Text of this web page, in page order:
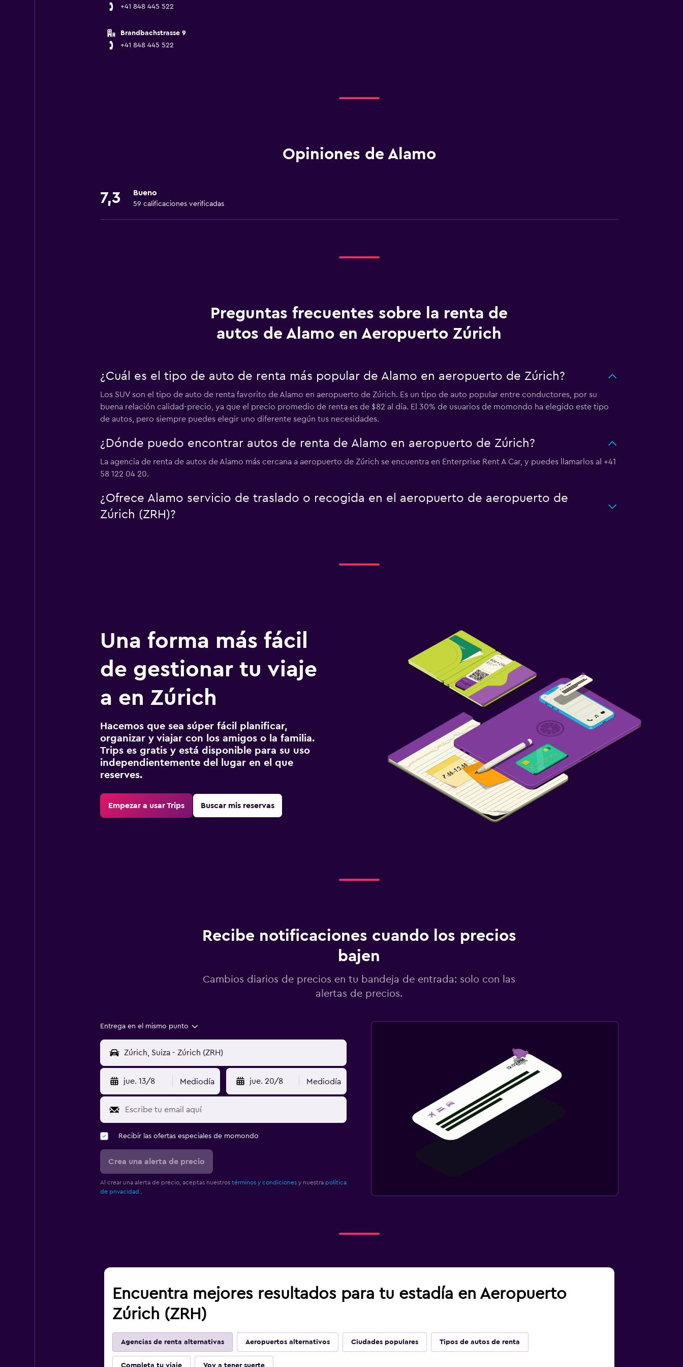
+41 848 445 522
Brandbachstrasse 9
+41 848 445 522
Opiniones de Alamo
7,3 Bueno
59 calificaciones verificadas
Preguntas frecuentes sobre la renta de
autos de Alamo en Aeropuerto Zúrich
¿Cuál es el tipo de auto de renta más popular de Alamo en aeropuerto de Zúrich?
Los SUV son el tipo de auto de renta favorito de Alamo en aeropuerto de Zúrich. Es un tipo de auto popular entre conductores, por su
buena relación calidad-precio, ya que el precio promedio de renta es de $82 al día. El 30% de usuarios de momondo ha elegido este tipo
de autos, pero siempre puedes elegir uno diferente según tus necesidades.
¿Dónde puedo encontrar autos de renta de Alamo en aeropuerto de Zúrich?
La agencia de renta de autos de Alamo más cercana a aeropuerto de Zúrich se encuentra en Enterprise Rent A Car, y puedes llamarlos al +41
58 122 04 20.
¿Ofrece Alamo servicio de traslado o recogida en el aeropuerto de aeropuerto de
Zúrich (ZRH)?
Una forma más fácil
de gestionar tu viaje
a en Zúrich
Hacemos que sea súper fácil planificar,
organizar y viajar con los amigos o la familia.
Trips es gratis y está disponible para su uso
independientemente del lugar en el que
reserves.
Empezar a usar Trips Buscar mis reservas
Recibe notificaciones cuando los precios
bajen
Cambios diarios de precios en tu bandeja de entrada: solo con las
alertas de precios.
Entrega en el mismo punto
jue. 13/8 Mediodía jue. 20/8 Mediodía
Recibir las ofertas especiales de momondo
Crea una alerta de precio
Al crear una alerta de precio, aceptas nuestros términos y condicionesy nuestra política
de privacidad.
Encuentra mejores resultados para tu estadía en Aeropuerto
Zúrich (ZRH)
Agencias de renta alternativas Aeropuertos alternativos Ciudades populares Tipos de autos de renta
Completa tu viaje Voy a tener suerte